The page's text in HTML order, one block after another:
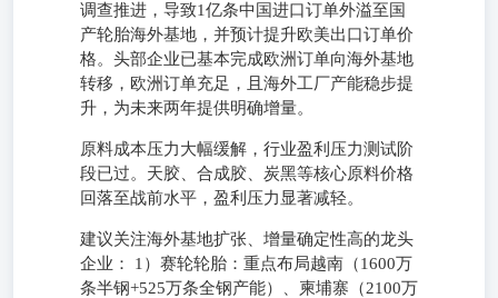
调查推进，导致1亿条中国进口订单外溢至国
产轮胎海外基地，并预计提升欧美出口订单价
格。头部企业已基本完成欧洲订单向海外基地
转移，欧洲订单充足，且海外工厂产能稳步提
升，为未来两年提供明确增量。
原料成本压力大幅缓解，行业盈利压力测试阶
段已过。天胶、合成胶、炭黑等核心原料价格
回落至战前水平，盈利压力显著减轻。
建议关注海外基地扩张、增量确定性高的龙头
企业： 1）赛轮轮胎：重点布局越南（1600万
条半钢+525万条全钢产能）、柬埔寨（2100万